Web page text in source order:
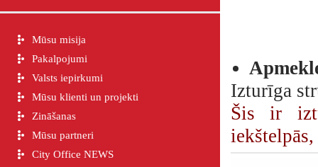
Mūsu misija
Pakalpojumi
Valsts iepirkumi
Mūsu klienti un projekti
Zināšanas
Mūsu partneri
City Office NEWS
Izturīga
Šis ir
iekštelpās,